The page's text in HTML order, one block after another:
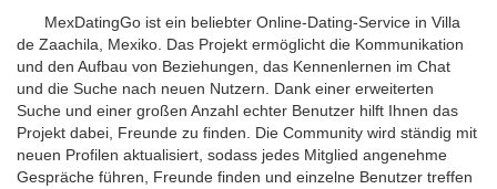
MexDatingGo ist ein beliebter Online-Dating-Service in Villa
de Zaachila, Mexiko. Das Projekt ermöglicht die Kommunikation
und den Aufbau von Beziehungen, das Kennenlernen im Chat
und die Suche nach neuen Nutzern. Dank einer erweiterten
Suche und einer großen Anzahl echter Benutzer hilft Ihnen das
Projekt dabei, Freunde zu finden. Die Community wird ständig mit
neuen Profilen aktualisiert, sodass jedes Mitglied angenehme
Gespräche führen, Freunde finden und einzelne Benutzer treffen